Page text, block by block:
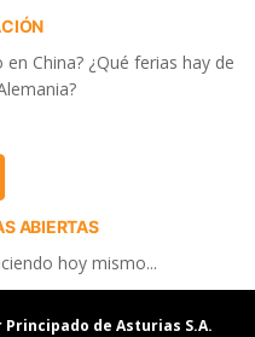
China? ¿Qué ferias hay de
ABIERTAS
hoy mismo...
de Asturias S.A.